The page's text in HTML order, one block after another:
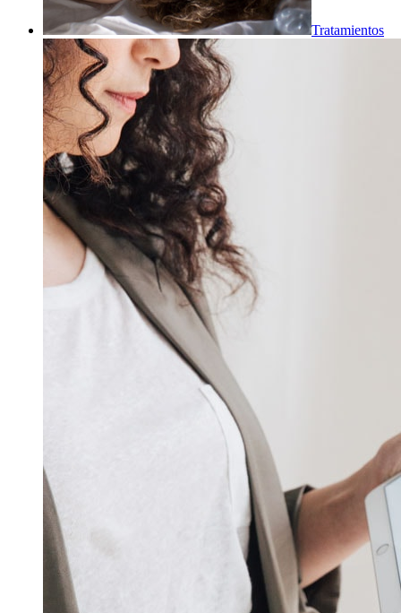
Tratamientos